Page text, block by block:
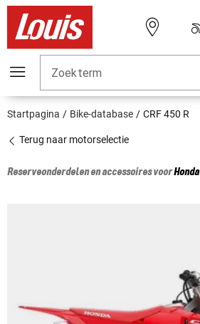
Zoekterm
Startpagina Bike-database CRF 450 R
Terug naar motorselectie
Reserveonderdelen en accessoires voorHonda